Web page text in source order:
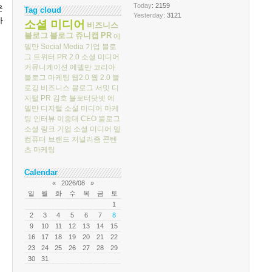
Tag cloud
소셜 미디어 비즈니스
블로그 블로그 쥬니캡 PR 에
델만 Social Media 기업 블로
그 트위터 PR 2.0 소셜 미디어
커뮤니케이션 에델만 코리아
블로그 마케팅 웹2.0 웹 2.0 블
로깅 비즈니스 블로그 서밋 디
지털 PR 김호 블로터닷넷 에
델만 디지털 소셜 미디어 마케
팅 인터뷰 이중대 CEO 블로그
소셜 링크 기업 소셜 미디어 델
컴퓨터 브랜드 저널리즘 콘텐
츠 마케팅
Calendar
« 2026/08
»
일
월 화 수 목 금
토
1
2
3 4 5 6 7
8
9
10 11 12 13 14
15
16
17 18 19 20 21
22
23
24 25 26 27 28
29
30
31
Today: 2159
Yesterday: 3121